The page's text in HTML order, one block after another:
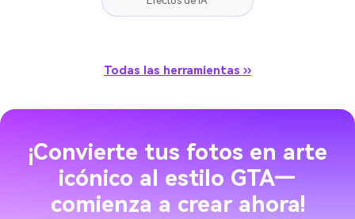
Todas las herramientas ››
¡Convierte tus fotos en arte
icónico al estilo GTA—
comienza a crear ahora!